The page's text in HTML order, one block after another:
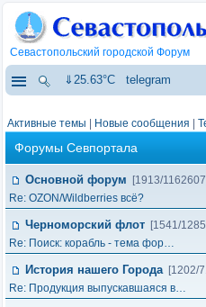
Севастопольский городской Форум
⇓25.63°C telegram
Активные темы Новые сообщения
Форумы Севпортала
Основной форум
[1913/
Re: OZON/Wildberries всё?
Черноморский флот [1541/
Re: Поиск: корабль - тема фор…
История нашего Города [1202/
Re: Продукция выпускавшаяся в…